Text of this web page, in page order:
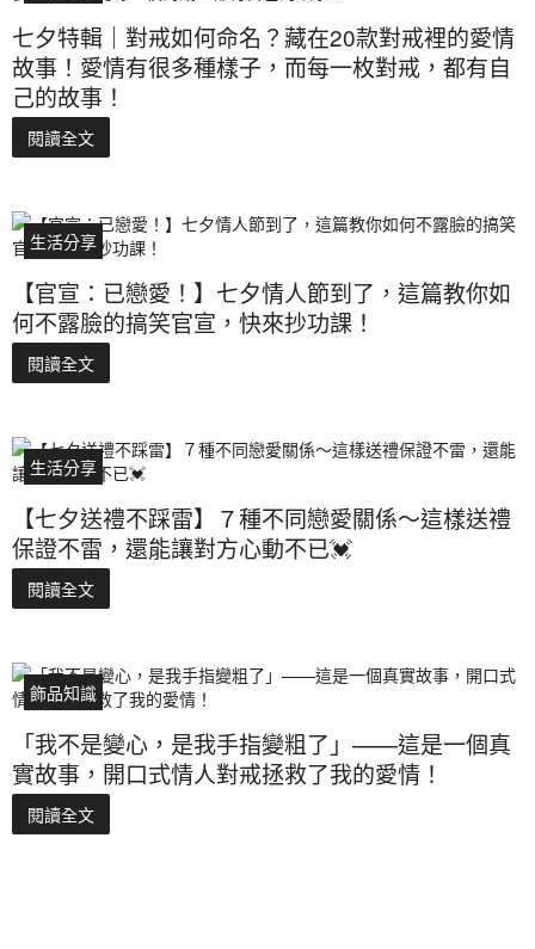
七夕特輯｜對戒如何命名？藏在20款對戒裡的愛情
故事！愛情有很多種樣子，而每一枚對戒，都有自
己的故事！
閱讀全文
生活分享
【官宣：已戀愛！】七夕情人節到了，這篇教你如
何不露臉的搞笑官宣，快來抄功課！
閱讀全文
生活分享
【七夕送禮不踩雷】７種不同戀愛關係～這樣送禮
保證不雷，還能讓對方心動不已💓
閱讀全文
飾品知識
「我不是變心，是我手指變粗了」——這是一個真
實故事，開口式情人對戒拯救了我的愛情！
閱讀全文